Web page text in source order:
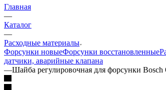
Главная
—
Каталог
—
Расходные материалы
Форсунки новыеФорсунки восстановленные
датчики, аварийные клапана
—Шайба регулировочная для форсунки